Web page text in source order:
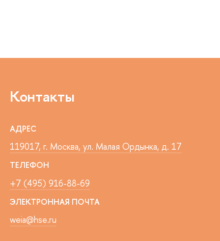
Контакты
АДРЕС
119017, г. Москва, ул. Малая Ордынка, д. 17
ТЕЛЕФОН
+7 (495) 916-88-69
ЭЛЕКТРОННАЯ ПОЧТА
weia@hse.ru